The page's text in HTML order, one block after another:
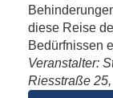
diese Reise
Bedürfnissen
Veranstalter:
Riesstraße